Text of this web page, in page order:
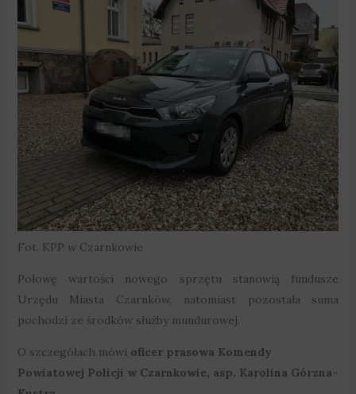
Fot. KPP w Czarnkowie
Połowę wartości nowego sprzętu stanowią fundusze
Urzędu Miasta Czarnków, natomiast pozostała suma
pochodzi ze środków służby mundurowej.
O szczegółach mówi oficer prasowa Komendy
Powiatowej Policji w Czarnkowie, asp. Karolina Górzna-